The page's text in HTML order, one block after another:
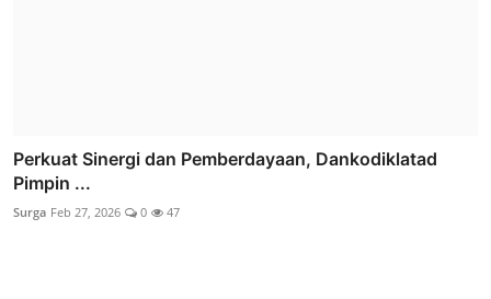
Perkuat Sinergi dan Pemberdayaan, Dankodiklatad
Pimpin ...
Surga Feb 27, 2026 0 47